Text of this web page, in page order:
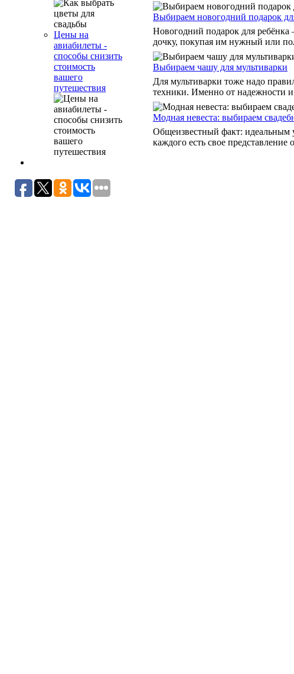
Цены на
авиабилеты -
способы снизить
стоимость
вашего
путешествия
Выбираем новогодний подарок
Новогодний подарок для
дочку, покупая им нужный или
Выбираем чашу для мультиварки
Для мультиварки тоже надо
техники. Именно от надежности и
Модная невеста: выбираем
Общеизвестный факт: идеальным
каждого есть свое